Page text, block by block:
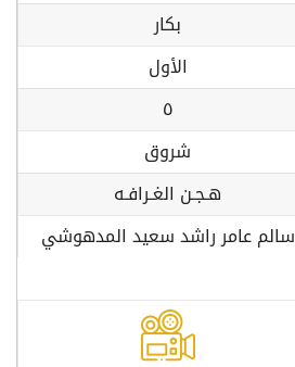
بكار
الأول
٥
شروق
هـجـن الغـرافـه
سالم عامر راشد سعيد المدهوشي